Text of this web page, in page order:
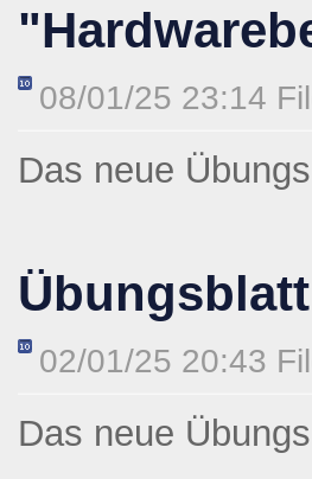
08/01/25 23:14
Das neue
02/01/25 20:43
Das neue